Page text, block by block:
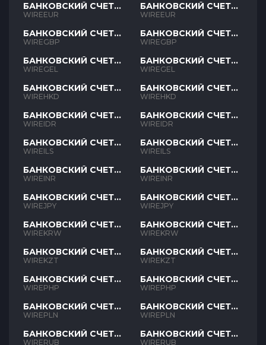
БАНКОВСКИЙ СЧЕТ
EUR
WIREEUR
БАНКОВСКИЙ СЧЕТ
GBP
WIREGBP
БАНКОВСКИЙ СЧЕТ
GEL
WIREGEL
БАНКОВСКИЙ СЧЕТ
HKD
WIREHKD
БАНКОВСКИЙ СЧЕТ
IDR
WIREIDR
БАНКОВСКИЙ СЧЕТ
ILS
WIREILS
БАНКОВСКИЙ СЧЕТ
INR
WIREINR
БАНКОВСКИЙ СЧЕТ
JPY
WIREJPY
БАНКОВСКИЙ СЧЕТ
KRW
WIREKRW
БАНКОВСКИЙ СЧЕТ
KZT
WIREKZT
БАНКОВСКИЙ СЧЕТ
PHP
WIREPHP
БАНКОВСКИЙ СЧЕТ
PLN
WIREPLN
БАНКОВСКИЙ СЧЕТ
RUB
WIRERUB
БАНКОВСКИЙ СЧЕТ
EUR
WIREEUR
БАНКОВСКИЙ СЧЕТ
GBP
WIREGBP
БАНКОВСКИЙ СЧЕТ
GEL
WIREGEL
БАНКОВСКИЙ СЧЕТ
HKD
WIREHKD
БАНКОВСКИЙ СЧЕТ
IDR
WIREIDR
БАНКОВСКИЙ СЧЕТ
ILS
WIREILS
БАНКОВСКИЙ СЧЕТ
INR
WIREINR
БАНКОВСКИЙ СЧЕТ
JPY
WIREJPY
БАНКОВСКИЙ СЧЕТ
KRW
WIREKRW
БАНКОВСКИЙ СЧЕТ
KZT
WIREKZT
БАНКОВСКИЙ СЧЕТ
PHP
WIREPHP
БАНКОВСКИЙ СЧЕТ
PLN
WIREPLN
БАНКОВСКИЙ СЧЕТ
RUB
WIRERUB